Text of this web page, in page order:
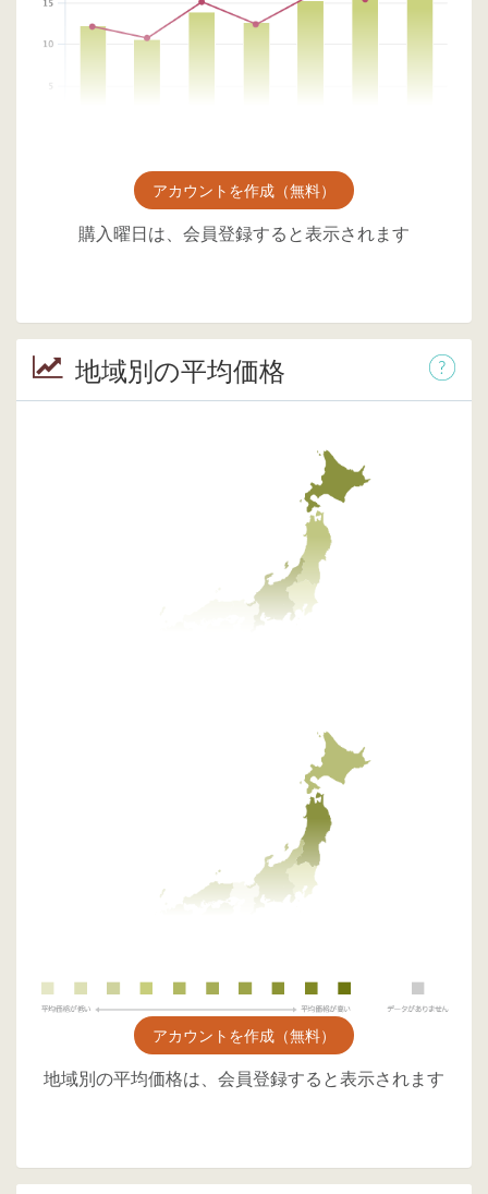
アカウントを作成（無料）
購入曜日は、会員登録すると表示されます
地域別の平均価格
アカウントを作成（無料）
地域別の平均価格は、会員登録すると表示されます